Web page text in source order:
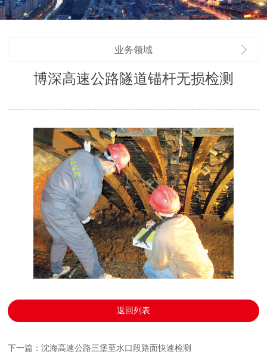
业务领域
博深高速公路隧道锚杆无损检测
返回列表
下一篇：沈海高速公路三堡至水口段路面快速检测